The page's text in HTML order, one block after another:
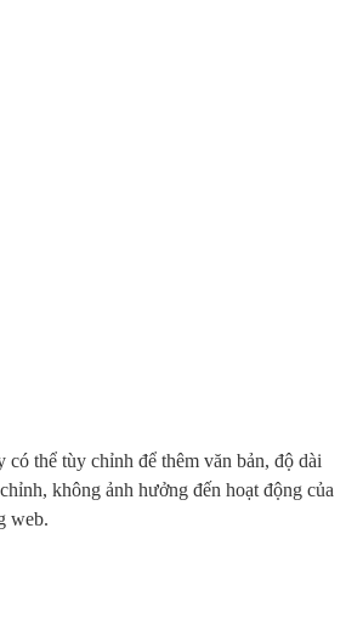
có thể tùy chỉnh để thêm văn bản, độ dài
không ảnh hưởng đến hoạt động của
web.